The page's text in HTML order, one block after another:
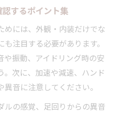
するポイント集
めには、外観・内装だけでな
注目する必要があります。
や振動、アイドリング時の安
。次に、加速や減速、ハンド
音に注意してください。
ルの感覚、足回りからの異音